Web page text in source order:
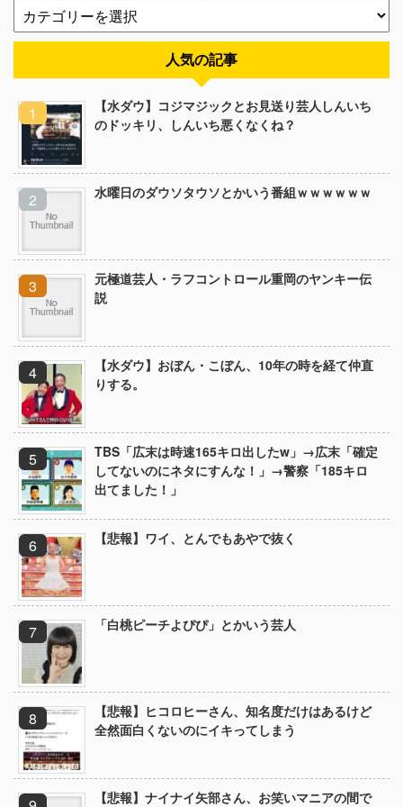
人気の記事
【水ダウ】コジマジックとお見送り芸人しんいち
のドッキリ、しんいち悪くなくね？
水曜日のダウソタウソとかいう番組ｗｗｗｗｗｗ
元極道芸人・ラフコントロール重岡のヤンキー伝
説
【水ダウ】おぼん・こぼん、10年の時を経て仲直
りする。
TBS「広末は時速165キロ出したw」→広末「確定
してないのにネタにすんな！」→警察「185キロ
出てました！」
【悲報】ワイ、とんでもあやで抜く
「白桃ピーチよぴぴ」とかいう芸人
【悲報】ヒコロヒーさん、知名度だけはあるけど
全然面白くないのにイキってしまう
【悲報】ナイナイ矢部さん、お笑いマニアの間で